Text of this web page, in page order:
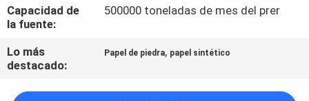
CASOS
DE
Capacidad de
la fuente:
500000 toneladas de mes del prer
Lo más
destacado:
Papel de piedra, papel sintético